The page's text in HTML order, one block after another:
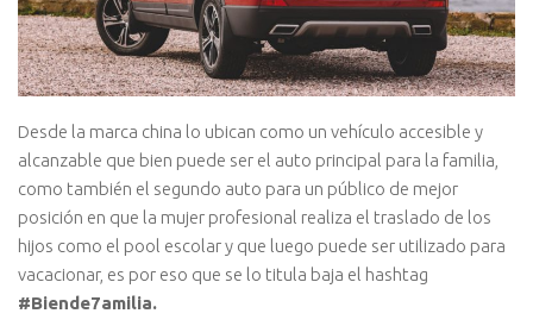
Desde la marca china lo ubican como un vehículo accesible y
alcanzable que bien puede ser el auto principal para la familia,
como también el segundo auto para un público de mejor
posición en que la mujer profesional realiza el traslado de los
hijos como el pool escolar y que luego puede ser utilizado para
vacacionar, es por eso que se lo titula baja el hashtag
#Biende7amilia.